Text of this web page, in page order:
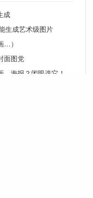
成
生成艺术级图片
…）
面图党
海报？闭眼选它！